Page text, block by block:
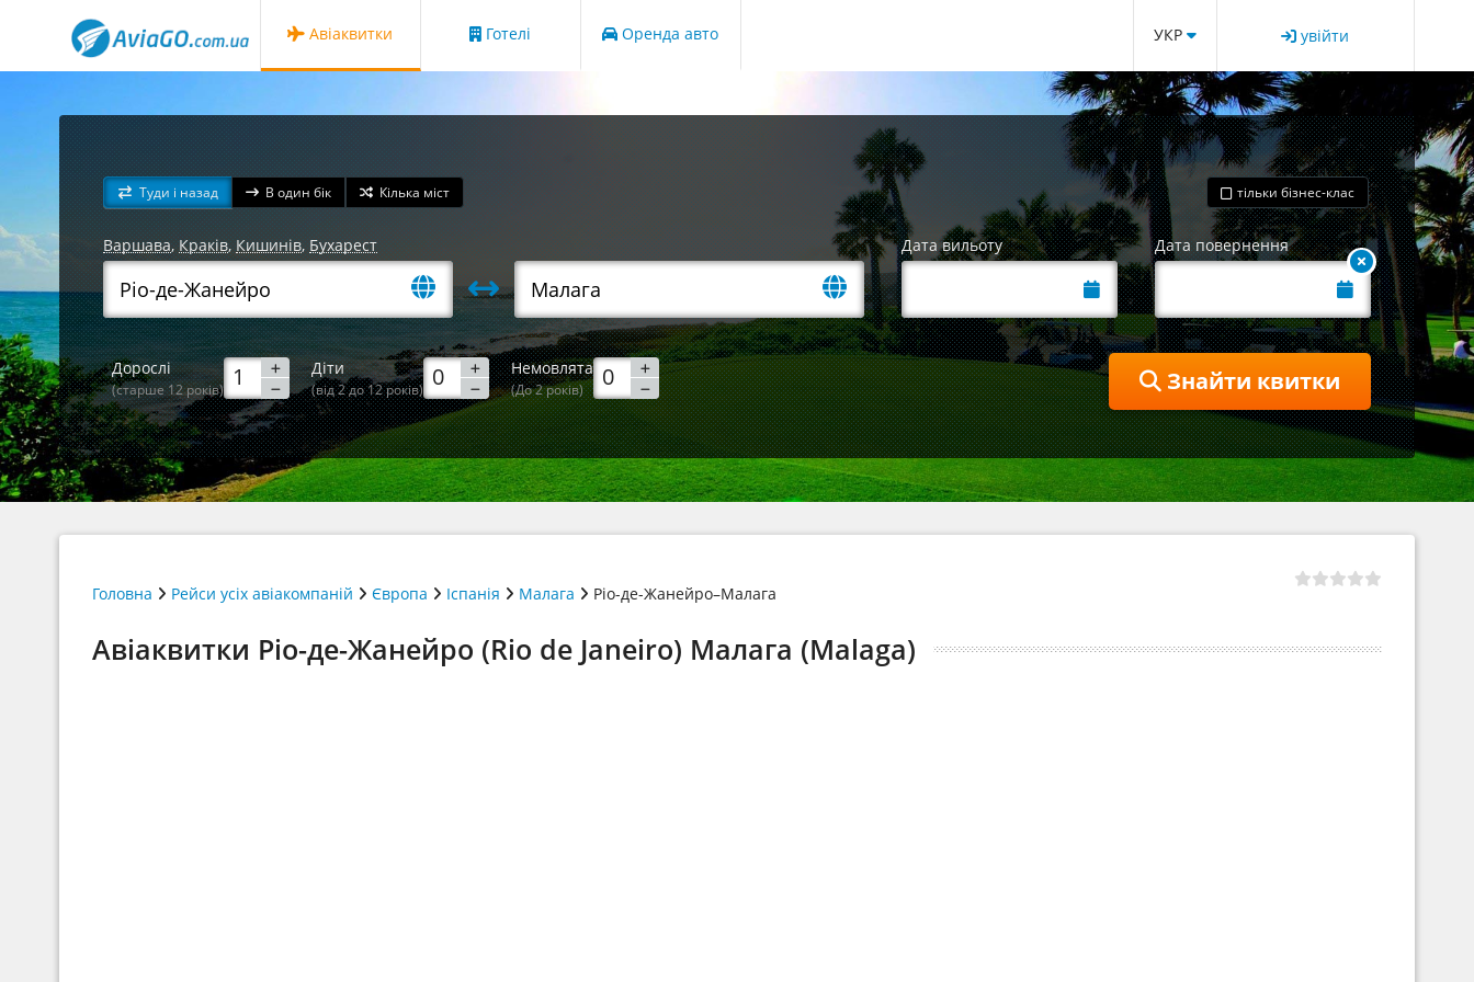
Авіаквитки Готелі Оренда авто УКР увійти
Туди і назад В один бік Кілька міст тільки бізнес-клас
Варшава,Краків, Кишинів, Бухарест Дата вильоту Дата повернення
Дорослі
(старше 12 років)
Діти
(від 2 до 12 років)
Немовлята
(До 2 років) Знайти квитки
Головна Рейси усіх авіакомпаній Європа Іспанія Малага Ріо-де-Жанейро–Малага
Авіаквитки Ріо-де-Жанейро (Rio de Janeiro) Малага (Malaga)